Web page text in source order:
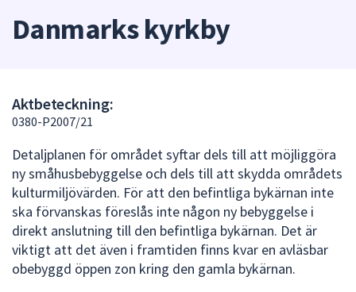
under
fältet.
Använd
piltangenterna
för
att
navigera
mellan
Danmarks kyrkby
Aktbeteckning:
0380-P2007/21
Detaljplanen för området syftar dels till att möjliggöra
ny småhusbebyggelse och dels till att skydda områdets
kulturmiljövärden. För att den befintliga bykärnan inte
ska förvanskas föreslås inte någon ny bebyggelse i
direkt anslutning till den befintliga bykärnan. Det är
viktigt att det även i framtiden finns kvar en avläsbar
obebyggd öppen zon kring den gamla bykärnan.